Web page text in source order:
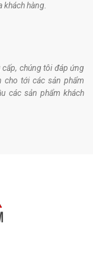
khách hàng.
chúng tôi đáp ứng
cho tới các sản phẩm
các sản phẩm khách